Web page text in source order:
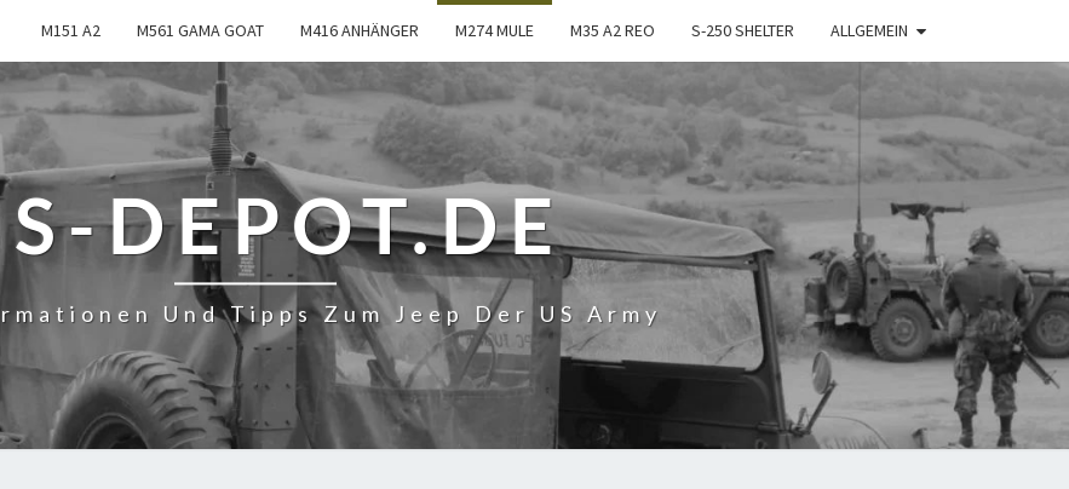
M151 A2 M561 GAMA GOAT M416 ANHÄNGER M274 MULE M35 A2 REO S-250 SHELTER ALLGEMEIN
DEPOT.DE
Und Tipps Zum Jeep Der US Army